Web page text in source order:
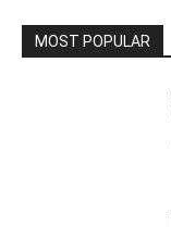
MOST POPULAR